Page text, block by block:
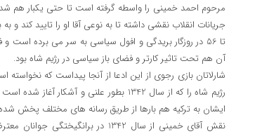
مرحوم احمد خمینی را واسطه گرفته است تا حتی یکبار هم
آن هم تحت تاثیر کارتر و فضای باز سیاسی در رژیم شاه بود.
شارلاتان بازی رجوی از این ادعا از آنجا پیداست که
رژیم شاه را که از سال 1342 بطور علنی و
ایشان به ترکیه هم بارها از طریق رسانه های مختلف پخش
نقش آقای خمینی از سال 1342 در